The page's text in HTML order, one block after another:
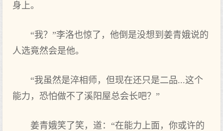
身上。
“我？”李洛也惊了，他倒是没想到姜青娥说的
人选竟然会是他。
“我虽然是淬相师，但现在还只是二品...这个
能力，恐怕做不了溪阳屋总会长吧？”
姜青娥笑了笑，道：“在能力上面，你或许的